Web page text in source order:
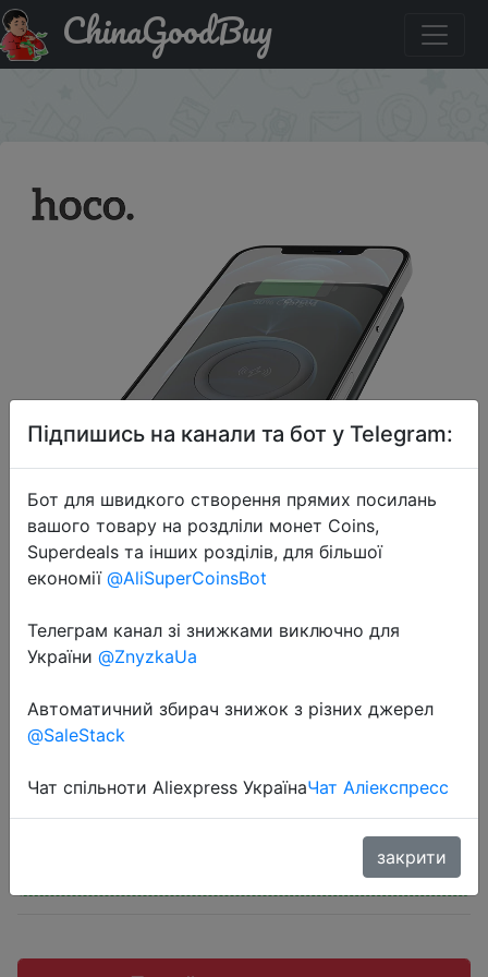
Код на знижку SASU3ANA4AZI Внешний аккумулятор
HOCO на 10 000 мА · ч с поддержкой быстрой зарядки
ChinaGoodBuy
Внешний аккумулятор HOCO на 10
000 мА · ч с поддержкой быстрой
зарядки
$16.9
"SASU3ANA4AZI"
Підпишись на канали та бот у Telegram:
Бот для швидкого створення прямих посилань
вашого товару на роздліли монет Coins,
Superdeals та інших розділів, для більшої
економії @AliSuperCoinsBot
Телеграм канал зі знижками виключно для
України @ZnyzkaUa
Автоматичний збирач знижок з різних джерел
@SaleStack
Чат спільноти Aliexpress УкраїнаЧат Аліекспресс
закрити